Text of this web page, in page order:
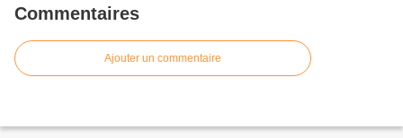
Commentaires
Ajouter un commentaire